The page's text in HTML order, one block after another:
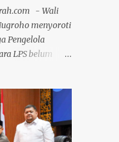
Pemerintah
saat
Kota, Senin
yang digelar
tersebut
lanjutan. Proses
Panitia Seleksi
Husti. Eko
- Wali
menyoroti
Pengelola
LPS belum
sejumlah
armada Dinas